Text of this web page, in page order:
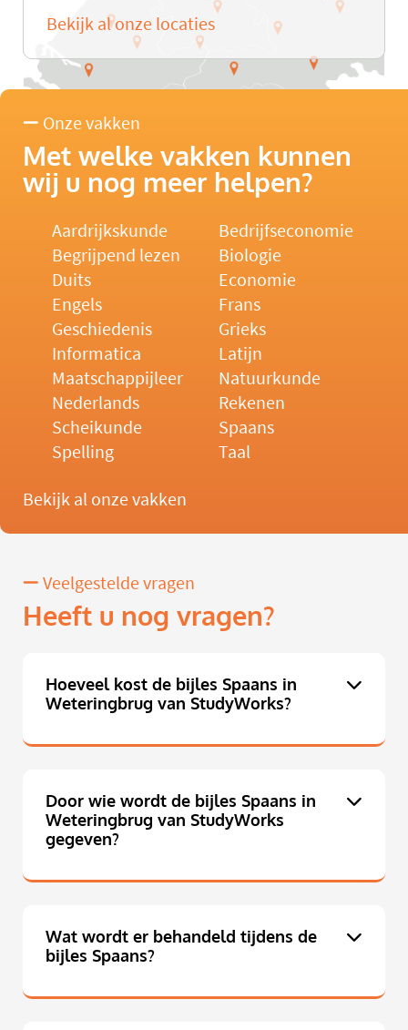
Bekijk al onze locaties
Onze vakken
Met welke vakken kunnen
wij u nog meer helpen?
Aardrijkskunde
Bedrijfseconomie
Begrijpend lezen
Biologie
Duits
Economie
Engels
Frans
Geschiedenis
Grieks
Informatica
Latijn
Maatschappijleer
Natuurkunde
Nederlands
Rekenen
Scheikunde
Spaans
Spelling
Taal
Bekijk al onze vakken
Veelgestelde vragen
Heeft u nog vragen?
Hoeveel kost de bijles Spaans in
Weteringbrug van StudyWorks?
Door wie wordt de bijles Spaans in
Weteringbrug van StudyWorks
gegeven?
Wat wordt er behandeld tijdens de
bijles Spaans?